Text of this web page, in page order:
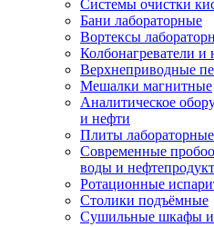
Системы очистки
Бани лабораторные
Вортексы
Колбонагреватели и
Верхнеприводные
Мешалки магнитные
Аналитическое
и нефти
Плиты
Современные
воды и
Ротационные
Столики подъёмные
Сушильные шкафы и